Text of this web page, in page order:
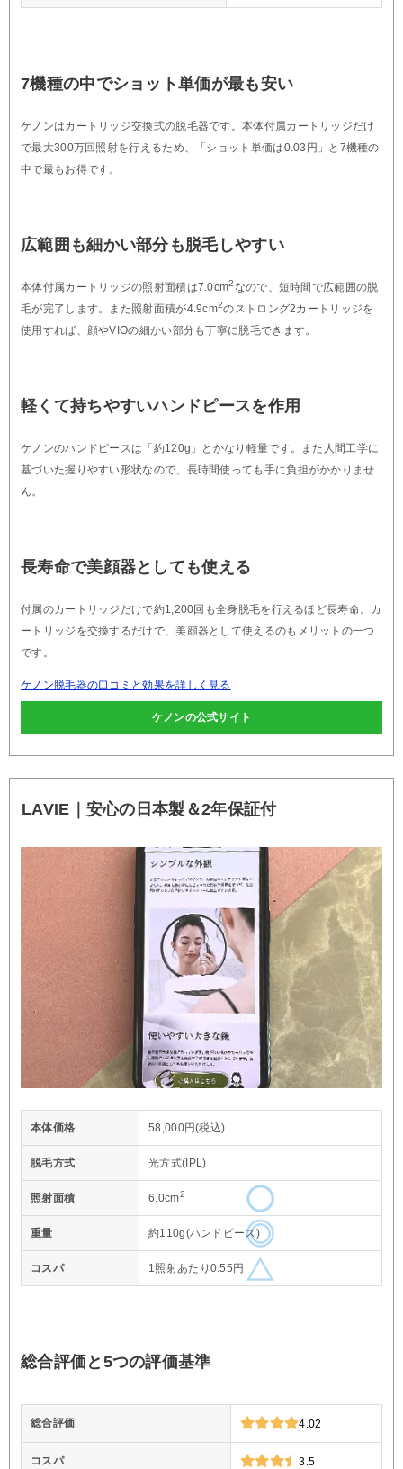
7機種の中でショット単価が最も安い
ケノンはカートリッジ交換式の脱毛器です。本体付属カートリッジだけ
で最大300万回照射を行えるため、「ショット単価は0.03円」と7機種の
中で最もお得です。
広範囲も細かい部分も脱毛しやすい
本体付属カートリッジの照射面積は7.0cm2 なので、短時間で広範囲の脱
毛が完了します。また照射面積が4.9cm2のストロング2カートリッジを
使用すれば、顔やVIOの細かい部分も丁寧に脱毛できます。
軽くて持ちやすいハンドピースを作用
ケノンのハンドピースは「約120g」とかなり軽量です。また人間工学に
基づいた握りやすい形状なので、長時間使っても手に負担がかかりませ
ん。
長寿命で美顔器としても使える
付属のカートリッジだけで約1,200回も全身脱毛を行えるほど長寿命。カ
ートリッジを交換するだけで、美顔器として使えるのもメリットの一つ
です。
ケノン脱毛器の口コミと効果を詳しく見る
ケノンの公式サイト
LAVIE｜安心の日本製＆2年保証付
本体価格 58,000円(税込)
脱毛方式 光方式(IPL)
照射面積 6.0cm2
重量 約110g(ハンドピース)
コスパ 1照射あたり0.55円
総合評価と5つの評価基準
総合評価 4.02
コスパ 3.5